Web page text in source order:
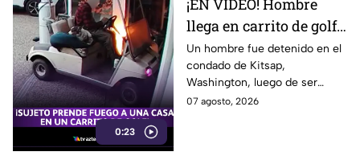
0:23
¡EN VIDEO! Hombre
llega en carrito de golf
con un perro y termina
DESATANDO inc3ndio
en una casa
Un hombre fue detenido en el
condado de Kitsap,
Washington, luego de ser
señalado como presunto
07 agosto, 2026